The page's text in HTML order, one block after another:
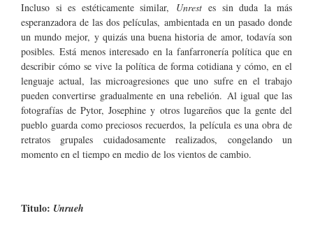
Incluso si es estéticamente similar, Unrestes sin duda la más
esperanzadora de las dos películas, ambientada en un pasado donde
un mundo mejor, y quizás una buena historia de amor, todavía son
posibles. Está menos interesado en la fanfarronería política que en
describir cómo se vive la política de forma cotidiana y cómo, en el
lenguaje actual, las microagresiones que uno sufre en el trabajo
pueden convertirse gradualmente en una rebelión. Al igual que las
fotografías de Pytor, Josephine y otros lugareños que la gente del
pueblo guarda como preciosos recuerdos, la película es una obra de
retratos grupales cuidadosamente realizados, congelando un
momento en el tiempo en medio de los vientos de cambio.
Titulo: Unrueh